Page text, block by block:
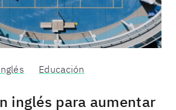
Educación
inglés para aumentar